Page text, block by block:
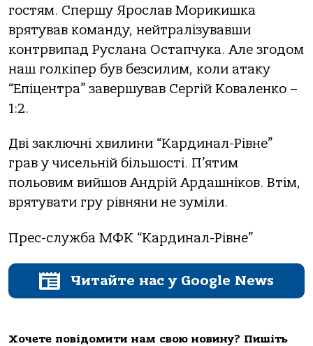
гостям. Спершу Ярослав Морикишка
врятував команду, нейтралізувавши
контрвипад Руслана Остапчука. Але згодом
наш голкіпер був безсилим, коли атаку
“Епіцентра” завершував Сергій Коваленко –
1:2.
Дві заключні хвилини “Кардинал-Рівне”
грав у чисельній більшості. П’ятим
польовим вийшов Андрій Ардашніков. Втім,
врятувати гру рівняни не зуміли.
Прес-служба МФК “Кардинал-Рівне”
Читайте нас у Google News
Хочете повідомити нам свою новину? Пишіть